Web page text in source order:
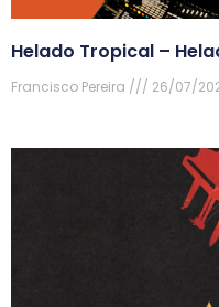
Helado Tropical –
Francisco Pereira 26/07/